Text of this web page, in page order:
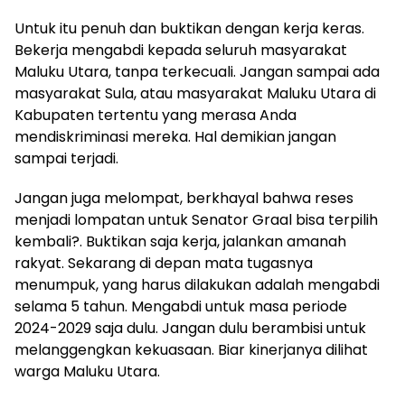
Untuk itu penuh dan buktikan dengan kerja keras.
Bekerja mengabdi kepada seluruh masyarakat
Maluku Utara, tanpa terkecuali. Jangan sampai ada
masyarakat Sula, atau masyarakat Maluku Utara di
Kabupaten tertentu yang merasa Anda
mendiskriminasi mereka. Hal demikian jangan
sampai terjadi.
Jangan juga melompat, berkhayal bahwa reses
menjadi lompatan untuk Senator Graal bisa terpilih
kembali?. Buktikan saja kerja, jalankan amanah
rakyat. Sekarang di depan mata tugasnya
menumpuk, yang harus dilakukan adalah mengabdi
selama 5 tahun. Mengabdi untuk masa periode
2024-2029 saja dulu. Jangan dulu berambisi untuk
melanggengkan kekuasaan. Biar kinerjanya dilihat
warga Maluku Utara.